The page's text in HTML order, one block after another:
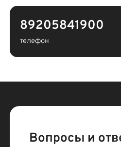
89205841900
телефон
Вопросы и